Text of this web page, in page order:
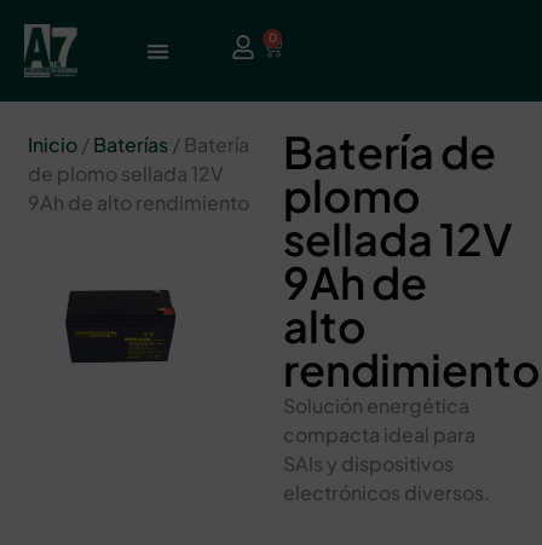
0
Inicio /Baterías / Batería
de plomo sellada 12V
9Ah de alto rendimiento
Batería de
plomo
sellada 12V
9Ah de
alto
rendimiento
Solución energética
compacta ideal para
SAIs y dispositivos
electrónicos diversos.